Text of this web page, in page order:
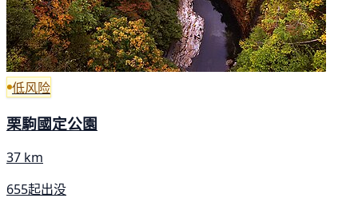
低风险
栗駒國定公園
37 km
655起出没